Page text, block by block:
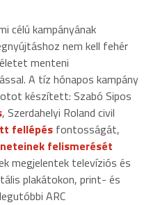
célú kampányának
nem kell fehér
menteni
A tíz hónapos kampány
készített: Szabó Sipos
, Szerdahelyi Roland civil
fellépés fontosságát,
felismerését
megjelentek televíziós és
plakátokon, print- és
ARC